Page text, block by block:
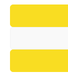
POLÍTICA
Todos los